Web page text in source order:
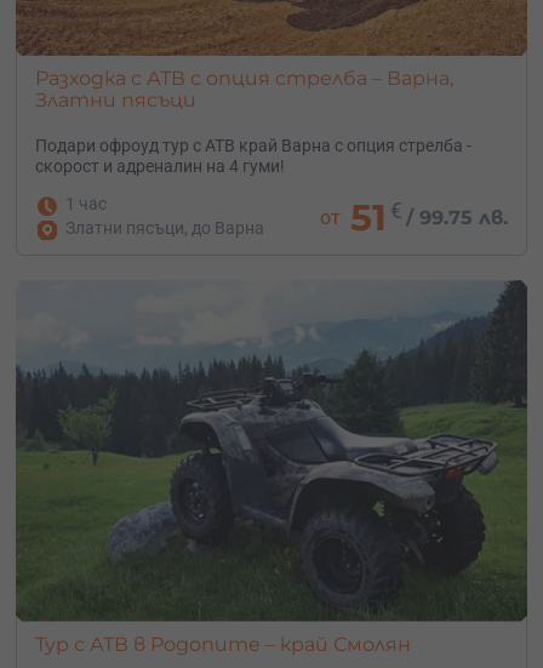
Разходка с АТВ с опция стрелба – Варна,
Златни пясъци
Подари офроуд тур с АТВ край Варна с опция стрелба -
скорост и адреналин на 4 гуми!
1 час
Златни пясъци, до Варна
от 51 € / 99.75 лв.
Тур с АТВ в Родопите – край Смолян